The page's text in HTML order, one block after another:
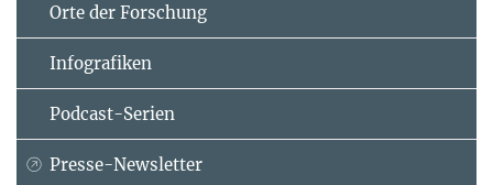
Orte der Forschung
Infografiken
Podcast-Serien
Presse-Newsletter